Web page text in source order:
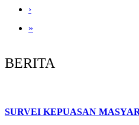
›
»
BERITA
SURVEI KEPUASAN